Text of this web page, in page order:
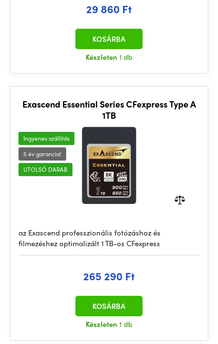
29 860 Ft
Készleten 1 db
KOSÁRBA
Exascend Essential Series CFexpress Type A
1TB
Ingyenes szállítás
5 év garancia!
UTOLSÓ DARAB
az Exascend professzionális fotózáshoz és
filmezéshez optimalizált 1 TB-os CFexpress
265 290 Ft
Készleten 1 db
KOSÁRBA